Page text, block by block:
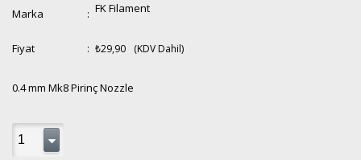
Marka : FK Filament
Fiyat : ₺29,90 (KDV Dahil)
0.4 mm Mk8 Pirinç Nozzle